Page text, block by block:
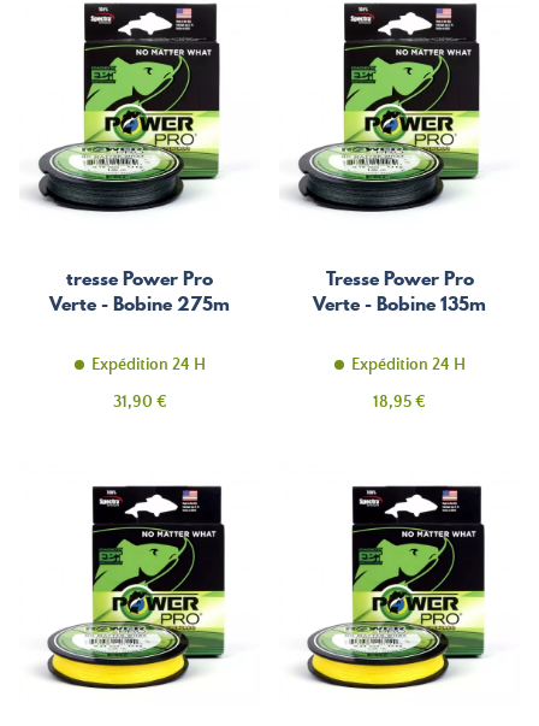
tresse Power Pro
Verte - Bobine 275m
Expédition 24 H
Prix
31,90 €
Tresse Power Pro
Verte - Bobine 135m
Expédition 24 H
Prix
18,95 €